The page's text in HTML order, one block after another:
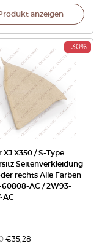
anzeigen
-30%
XJ X350 / S-Type
Seitenverkleidung
rechts Alle Farben
AC / 2W93-
AC
€35,28